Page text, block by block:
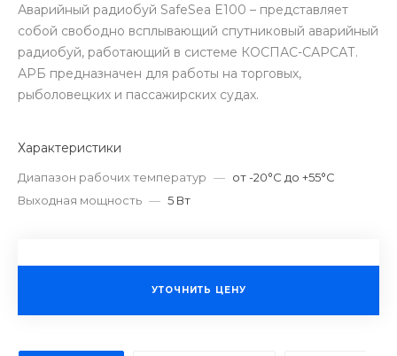
Аварийный радиобуй SafeSea E100 – представляет
собой свободно всплывающий спутниковый аварийный
радиобуй, работающий в системе КОСПАС-САРСАТ.
АРБ предназначен для работы на торговых,
рыболовецких и пассажирских судах.
Характеристики
Диапазон рабочих температур — от -20°C до +55°C
Выходная мощность — 5 Вт
УТОЧНИТЬ ЦЕНУ